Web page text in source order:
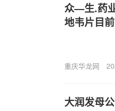
众—生.药
地韦片目
重庆华龙网
大润发母